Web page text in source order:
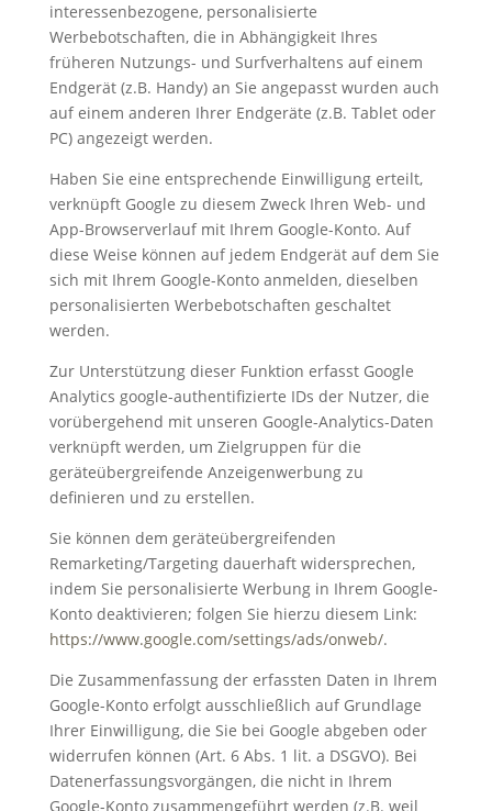
interessenbezogene, personalisierte
Werbebotschaften, die in Abhängigkeit Ihres
früheren Nutzungs- und Surfverhaltens auf einem
Endgerät (z.B. Handy) an Sie angepasst wurden auch
auf einem anderen Ihrer Endgeräte (z.B. Tablet oder
PC) angezeigt werden.
Haben Sie eine entsprechende Einwilligung erteilt,
verknüpft Google zu diesem Zweck Ihren Web- und
App-Browserverlauf mit Ihrem Google-Konto. Auf
diese Weise können auf jedem Endgerät auf dem Sie
sich mit Ihrem Google-Konto anmelden, dieselben
personalisierten Werbebotschaften geschaltet
werden.
Zur Unterstützung dieser Funktion erfasst Google
Analytics google-authentifizierte IDs der Nutzer, die
vorübergehend mit unseren Google-Analytics-Daten
verknüpft werden, um Zielgruppen für die
geräteübergreifende Anzeigenwerbung zu
definieren und zu erstellen.
Sie können dem geräteübergreifenden
Remarketing/Targeting dauerhaft widersprechen,
indem Sie personalisierte Werbung in Ihrem Google-
Konto deaktivieren; folgen Sie hierzu diesem Link:
https://www.google.com/settings/ads/onweb/.
Die Zusammenfassung der erfassten Daten in Ihrem
Google-Konto erfolgt ausschließlich auf Grundlage
Ihrer Einwilligung, die Sie bei Google abgeben oder
widerrufen können (Art. 6 Abs. 1 lit. a DSGVO). Bei
Datenerfassungsvorgängen, die nicht in Ihrem
Google-Konto zusammengeführt werden (z.B. weil